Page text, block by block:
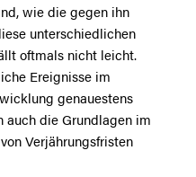
wie die gegen ihn
unterschiedlichen
oftmals nicht leicht.
Ereignisse im
genauestens
auch die Grundlagen im
Verjährungsfristen